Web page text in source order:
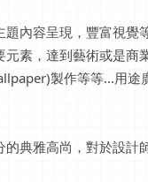
內容呈現，豐富視
素，達到藝術或是商
製作等等...用
典雅高尚，對於設計